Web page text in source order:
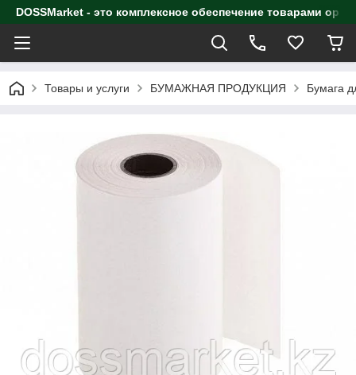
DOSSMarket - это комплексное обеспечение товарами
Товары и услуги БУМАЖНАЯ ПРОДУКЦИЯ Бумага